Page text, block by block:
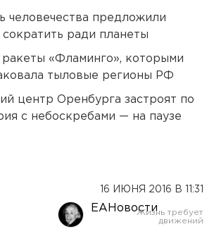
человечества предложили
сократить ради планеты
«Фламинго», которыми
тыловые регионы РФ
центр Оренбурга застроят по
с небоскребами — на паузе
16 ИЮНЯ 2016 В 11:31
ЕАНовости